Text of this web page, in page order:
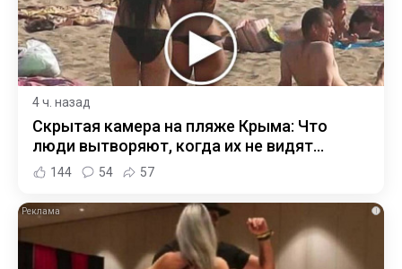
4 ч. назад
Скрытая камера на пляже Крыма: Что
люди вытворяют, когда их не видят...
144 54 57
i